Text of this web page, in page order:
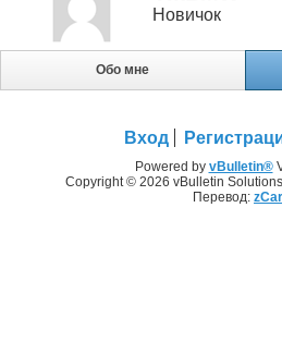
Новичок
Обо мне
Вход
Powered by vBulletin®
Copyright © 2026 vBulletin
Перевод: